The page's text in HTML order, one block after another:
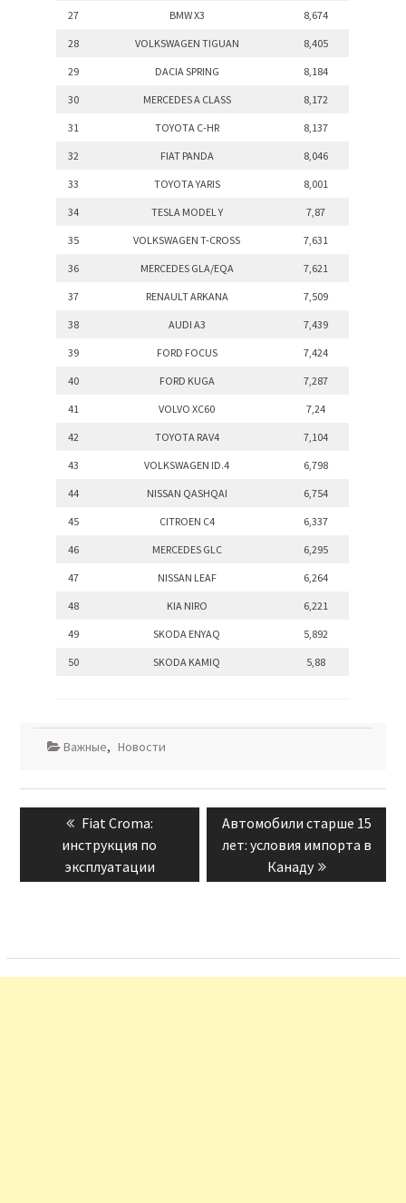
27 BMW X3 8,674
28 VOLKSWAGEN TIGUAN 8,405
29 DACIA SPRING 8,184
30 MERCEDES A CLASS 8,172
31 TOYOTA C-HR 8,137
32 FIAT PANDA 8,046
33 TOYOTA YARIS 8,001
34 TESLA MODEL Y 7,87
35 VOLKSWAGEN T-CROSS 7,631
36 MERCEDES GLA/EQA 7,621
37 RENAULT ARKANA 7,509
38 AUDI A3 7,439
39 FORD FOCUS 7,424
40 FORD KUGA 7,287
41 VOLVO XC60 7,24
42 TOYOTA RAV4 7,104
43 VOLKSWAGEN ID.4 6,798
44 NISSAN QASHQAI 6,754
45 CITROEN C4 6,337
46 MERCEDES GLC 6,295
47 NISSAN LEAF 6,264
48 KIA NIRO 6,221
49 SKODA ENYAQ 5,892
50 SKODA KAMIQ 5,88
Важные, Новости
записям
Previous
post:
Fiat Croma:
инструкция по
эксплуатации
Next
post:
Автомобили старше 15
лет: условия импорта в
Канаду